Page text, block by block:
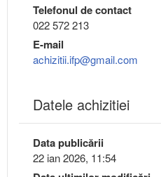
Telefonul de contact
022 572 213
E-mail
achizitii.ifp@gmail.com
Datele achizitiei
Data publicării
22 ian 2026, 11:54